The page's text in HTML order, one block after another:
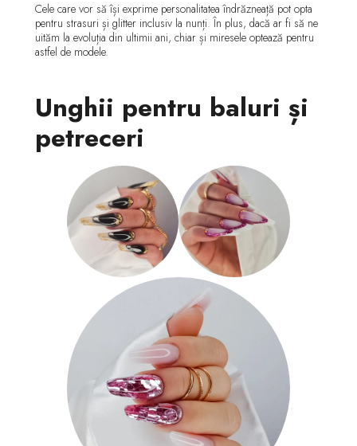
Cele care vor să își exprime personalitatea îndrăzneață pot opta
pentru strasuri și glitter inclusiv la nunți. În plus, dacă ar fi să ne
uităm la evoluția din ultimii ani, chiar și miresele optează pentru
astfel de modele.
Unghii pentru baluri și
petreceri